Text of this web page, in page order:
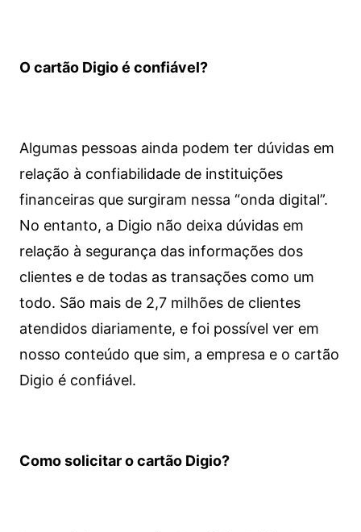
O cartão Digio é confiável?
Algumas pessoas ainda podem ter dúvidas em
relação à confiabilidade de instituições
financeiras que surgiram nessa “onda digital”.
No entanto, a Digio não deixa dúvidas em
relação à segurança das informações dos
clientes e de todas as transações como um
todo. São mais de 2,7 milhões de clientes
atendidos diariamente, e foi possível ver em
nosso conteúdo que sim, a empresa e o cartão
Digio é confiável.
Como solicitar o cartão Digio?